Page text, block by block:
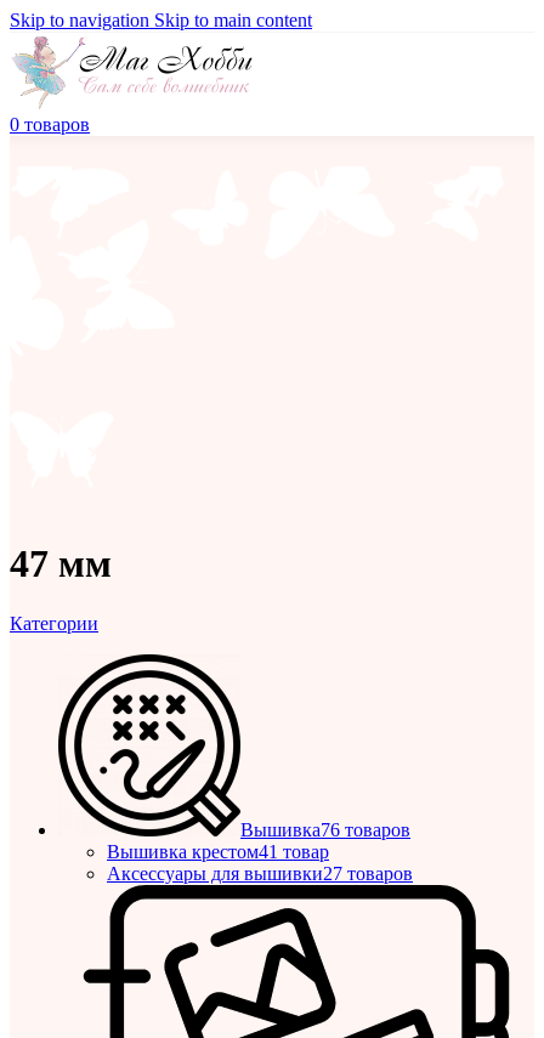
Skip to navigation Skip to main content
0 товаров
47 мм
Категории
Вышивка76 товаров
Вышивка крестом41 товар
Аксессуары для вышивки27 товаров